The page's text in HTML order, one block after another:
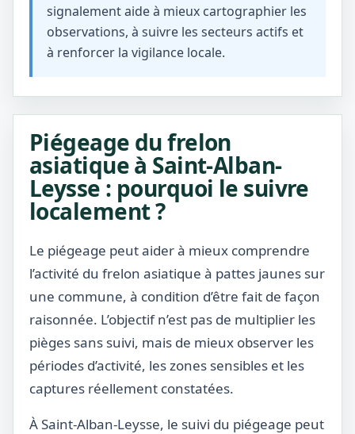
signalement aide à mieux cartographier les
observations, à suivre les secteurs actifs et
à renforcer la vigilance locale.
Piégeage du frelon
asiatique à Saint-Alban-
Leysse : pourquoi le suivre
localement ?
Le piégeage peut aider à mieux comprendre
l’activité du frelon asiatique à pattes jaunes sur
une commune, à condition d’être fait de façon
raisonnée. L’objectif n’est pas de multiplier les
pièges sans suivi, mais de mieux observer les
périodes d’activité, les zones sensibles et les
captures réellement constatées.
À Saint-Alban-Leysse, le suivi du piégeage peut